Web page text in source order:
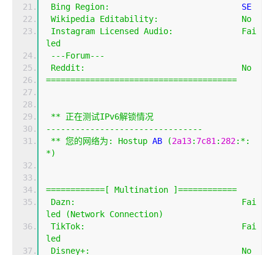
Bing Region:
                           SE
Wikipedia Editability:
No
Instagram Licensed Audio:
Fai
led
---Forum---
Reddit :
No
=======================================
** 正在测试IPv6解锁情况
--------------------------------
** 您的网络为: Hostup AB (2a13: 7c81 : 282:*:
*)
============[ Multination
]============
Dazn:
Fai
led
(Network Connection)
TikTok:
Fai
led
Disney+: No